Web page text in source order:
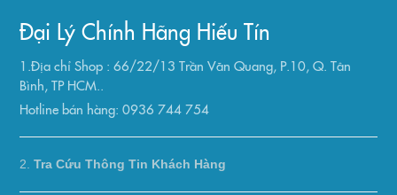
Đại Lý Chính Hãng Hiếu Tín
1.Địa chỉ Shop : 66/22/13 Trần Văn Quang, P.10, Q. Tân
Bình, TP HCM..
Hotline bán hàng: 0936 744 754
2.Tra Cứu Thông Tin Khách Hàng